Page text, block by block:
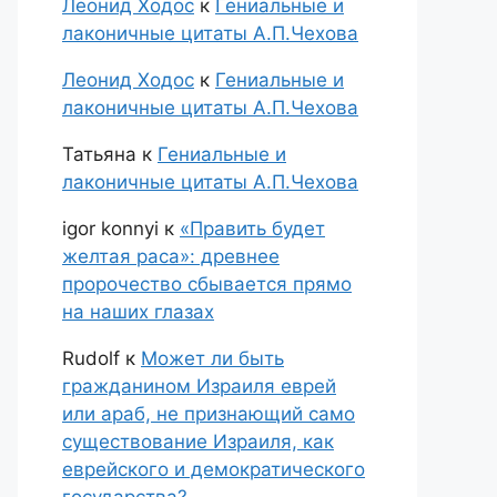
Леонид Ходос к Гениальные и
лаконичные цитаты А.П.Чехова
Леонид Ходос к Гениальные и
лаконичные цитаты А.П.Чехова
Татьяна к Гениальные и
лаконичные цитаты А.П.Чехова
igor konnyi к «Править будет
желтая раса»: древнее
пророчество сбывается прямо
на наших глазах
Rudolf к Может ли быть
гражданином Израиля еврей
или араб, не признающий само
существование Израиля, как
еврейского и демократического